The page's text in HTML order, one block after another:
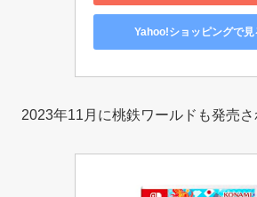
Yahoo!ショッピングで見
2023年11月に桃鉄ワールドも発売さ